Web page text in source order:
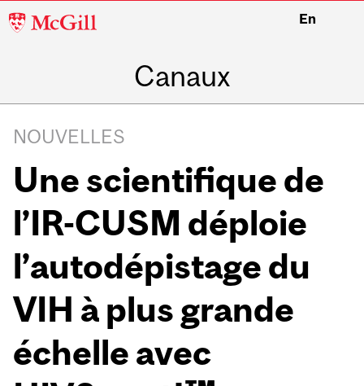
McGill
En
Canaux
NOUVELLES
Une scientifique de
l’IR-CUSM déploie
l’autodépistage du
VIH à plus grande
échelle avec